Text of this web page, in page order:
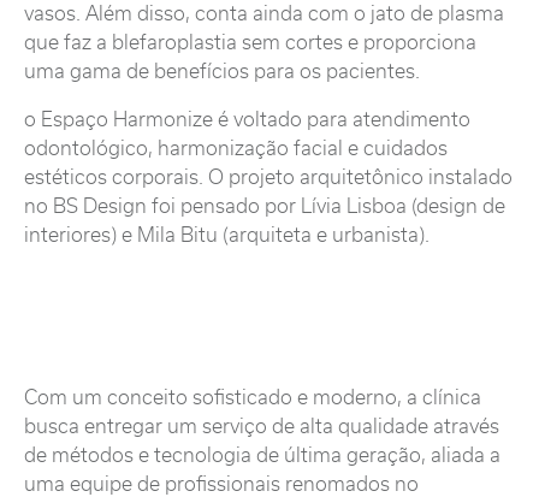
vasos. Além disso, conta ainda com o jato de plasma
que faz a blefaroplastia sem cortes e proporciona
uma gama de benefícios para os pacientes.
o Espaço Harmonize é voltado para atendimento
odontológico, harmonização facial e cuidados
estéticos corporais. O projeto arquitetônico instalado
no BS Design foi pensado por Lívia Lisboa (design de
interiores) e Mila Bitu (arquiteta e urbanista).
Com um conceito sofisticado e moderno, a clínica
busca entregar um serviço de alta qualidade através
de métodos e tecnologia de última geração, aliada a
uma equipe de profissionais renomados no